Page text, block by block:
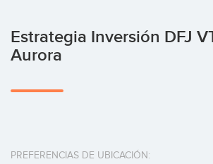
Estrategia Inversión DFJ
Aurora
PREFERENCIAS DE UBICACIÓN: